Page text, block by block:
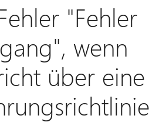
"Fehler
wenn
über eine